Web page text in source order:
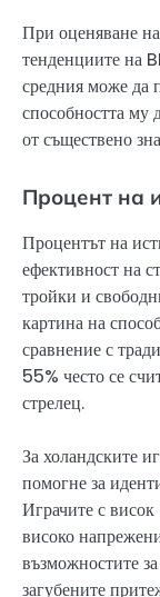
При оценяване
тенденциите на
средния може да
способността му
от съществено
Процент на
Процентът на
ефективност на
тройки и
картина на
сравнение с
55% често се
стрелец.
За холандските
помогне за
Играчите с
високо
възможностите
загубените